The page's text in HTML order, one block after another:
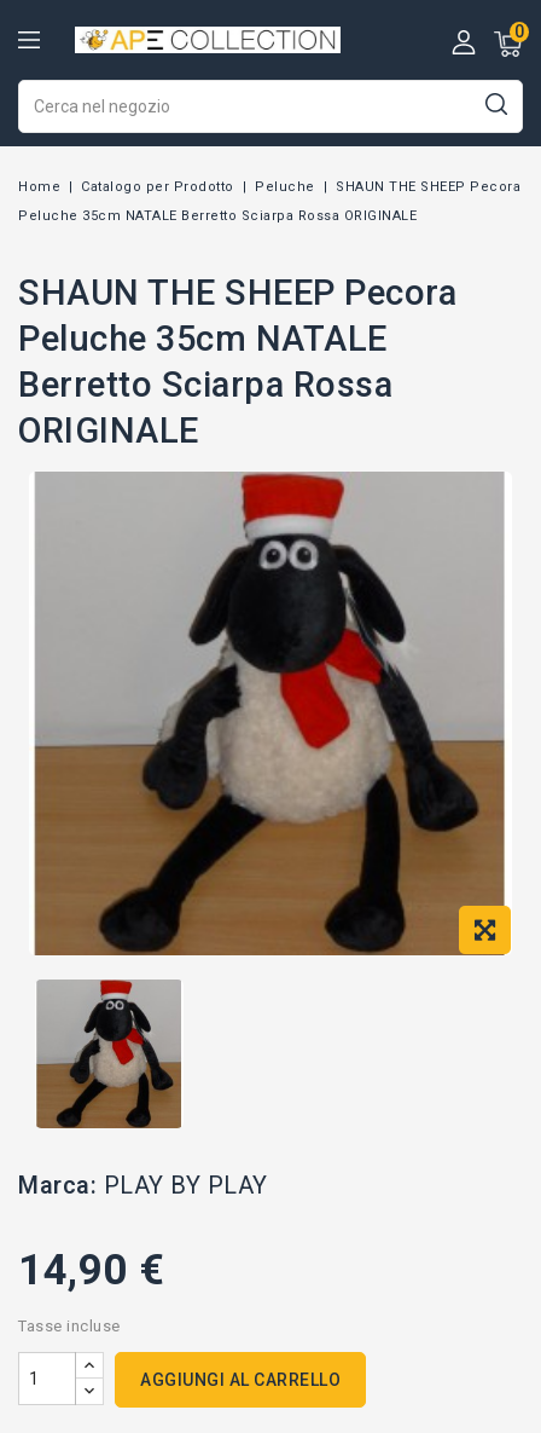
0
Home Catalogo per Prodotto Peluche
SHAUN THE SHEEP Pecora
Peluche 35cm NATALE Berretto Sciarpa Rossa ORIGINALE
SHAUN THE SHEEP Pecora
Peluche 35cm NATALE
Berretto Sciarpa Rossa
ORIGINALE
Marca: PLAY BY PLAY
14,90 €
Tasse incluse
AGGIUNGI AL CARRELLO